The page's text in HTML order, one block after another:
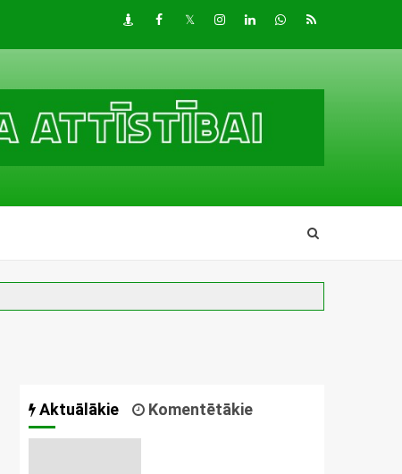
DraugiemFacebook
TwitterInstagram
LinkedInwhatsapp
RSS
Aktuālākie Komentētākie